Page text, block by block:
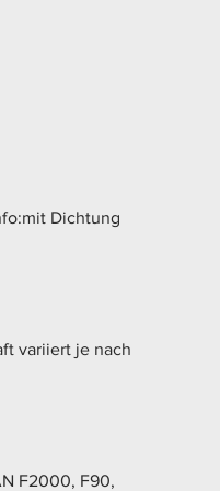
Dichtung
variiert je nach
F2000, F90,